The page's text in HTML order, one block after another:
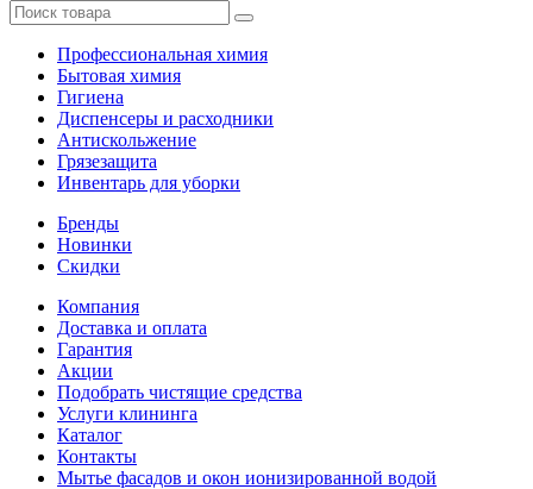
Профессиональная химия
Бытовая химия
Гигиена
Диспенсеры и расходники
Антискольжение
Грязезащита
Инвентарь для уборки
Бренды
Новинки
Скидки
Компания
Доставка и оплата
Гарантия
Акции
Подобрать чистящие средства
Услуги клининга
Каталог
Контакты
Мытье фасадов и окон ионизированной водой